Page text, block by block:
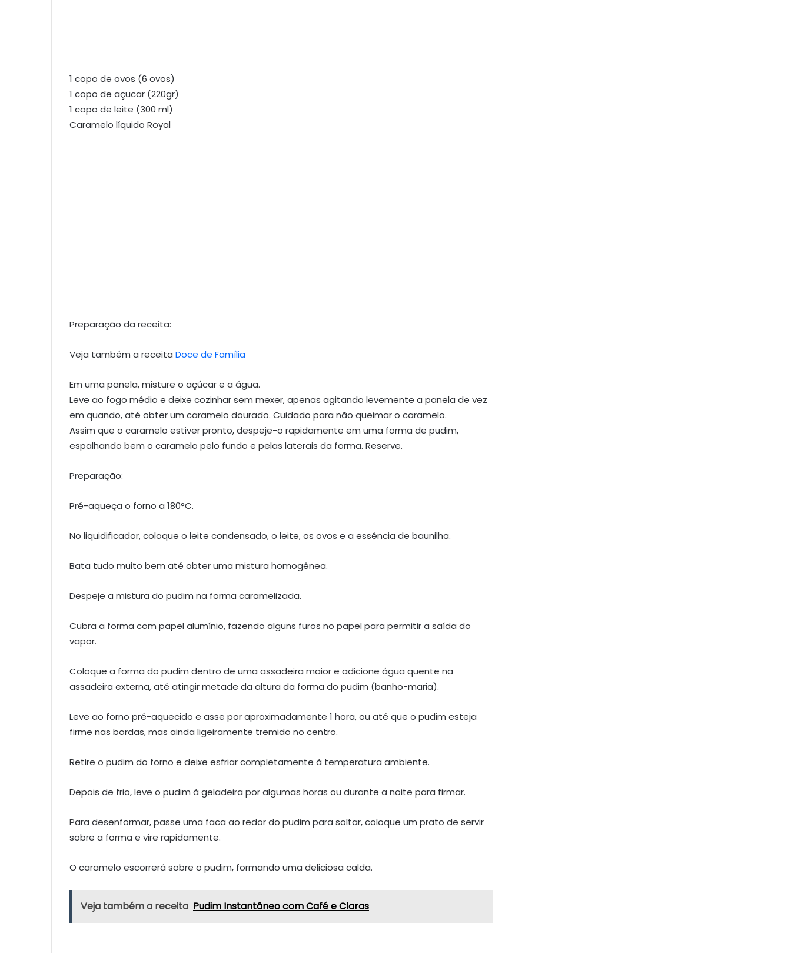
1 copo de ovos (6 ovos)
1 copo de açucar (220gr)
1 copo de leite (300 ml)
Caramelo líquido Royal
Preparação da receita:
Veja também a receita Doce de Família
Em uma panela, misture o açúcar e a água.
Leve ao fogo médio e deixe cozinhar sem mexer, apenas agitando levemente a panela de vez
em quando, até obter um caramelo dourado. Cuidado para não queimar o caramelo.
Assim que o caramelo estiver pronto, despeje-o rapidamente em uma forma de pudim,
espalhando bem o caramelo pelo fundo e pelas laterais da forma. Reserve.
Preparação:
Pré-aqueça o forno a 180°C.
No liquidificador, coloque o leite condensado, o leite, os ovos e a essência de baunilha.
Bata tudo muito bem até obter uma mistura homogênea.
Despeje a mistura do pudim na forma caramelizada.
Cubra a forma com papel alumínio, fazendo alguns furos no papel para permitir a saída do
vapor.
Coloque a forma do pudim dentro de uma assadeira maior e adicione água quente na
assadeira externa, até atingir metade da altura da forma do pudim (banho-maria).
Leve ao forno pré-aquecido e asse por aproximadamente 1 hora, ou até que o pudim esteja
firme nas bordas, mas ainda ligeiramente tremido no centro.
Retire o pudim do forno e deixe esfriar completamente à temperatura ambiente.
Depois de frio, leve o pudim à geladeira por algumas horas ou durante a noite para firmar.
Para desenformar, passe uma faca ao redor do pudim para soltar, coloque um prato de servir
sobre a forma e vire rapidamente.
O caramelo escorrerá sobre o pudim, formando uma deliciosa calda.
Veja também a receita Pudim Instantâneo com Café e Claras